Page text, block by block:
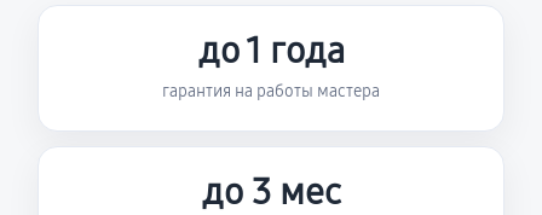
до 1 года
гарантия на работы мастера
до 3 мес